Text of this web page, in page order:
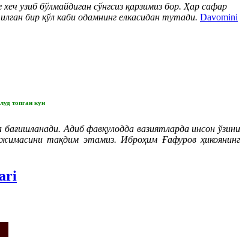
узиб бўлмайдиган сўнгсиз қарзимиз бор. Ҳар сафар
бир қўл каби одамнинг елкасидан тутади. Davomini
топган кун
Адиб фавқулодда вазиятларда инсон ўзини
тақдим этамиз. Иброҳим Ғафуров ҳикоянинг